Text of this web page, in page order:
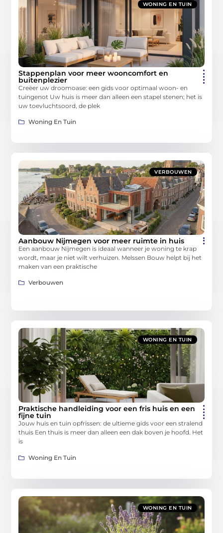
WONING EN TUIN
Stappenplan voor meer wooncomfort en
buitenplezier
Creëer uw droomoase: een gids voor optimaal woon- en
tuingenot Uw huis is meer dan alleen een stapel stenen; het is
uw toevluchtsoord, de plek
Woning En Tuin
VERBOUWEN
Aanbouw Nijmegen voor meer ruimte in huis
Een aanbouw Nijmegen is ideaal wanneer je woning te krap
wordt, maar je niet wilt verhuizen. Melssen Bouw helpt bij het
maken van een praktische
Verbouwen
WONING EN TUIN
Praktische handleiding voor een fris huis en een
fijne tuin
Jouw huis en tuin opfrissen: de ultieme gids voor een stralend
thuis Een thuis is meer dan alleen een dak boven je hoofd. Het
is
Woning En Tuin
WONING EN TUIN